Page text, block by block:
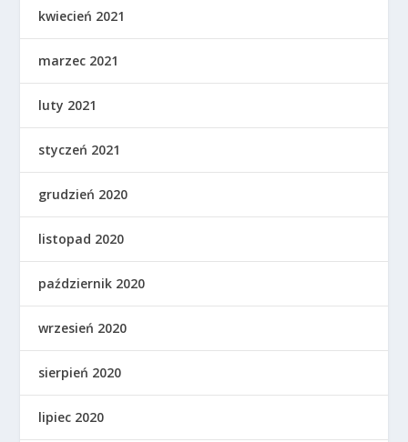
kwiecień 2021
marzec 2021
luty 2021
styczeń 2021
grudzień 2020
listopad 2020
październik 2020
wrzesień 2020
sierpień 2020
lipiec 2020